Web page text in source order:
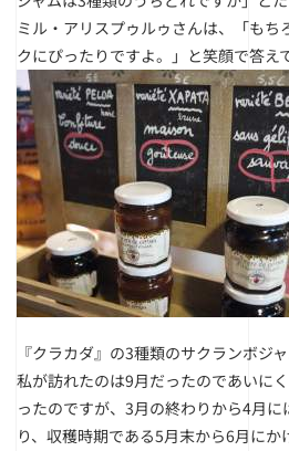
ミル・アリスプゥルゥさんは、「もち
クにぴったりですよ。」と笑顔で答え
『クラカダ』の3種類のサクランボジ
私が訪れたのは9月だったのであいに
ったのですが、3月の終わりから4月
り、収穫時期である5月末から6月に